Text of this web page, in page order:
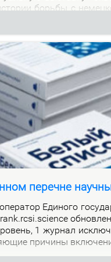
борь­бы с
перечне
Еди­но­го
1 жур­нал
при­чи­ны